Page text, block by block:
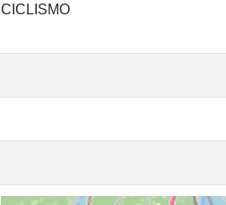
CICLISMO